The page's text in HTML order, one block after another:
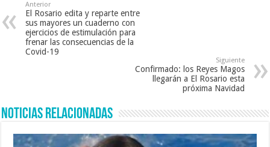
Anterior
El Rosario edita y reparte entre
sus mayores un cuaderno con
ejercicios de estimulación para
frenar las consecuencias de la
Covid-19
Siguiente
Confirmado: los Reyes Magos
llegarán a El Rosario esta
próxima Navidad
Noticias Relacionadas